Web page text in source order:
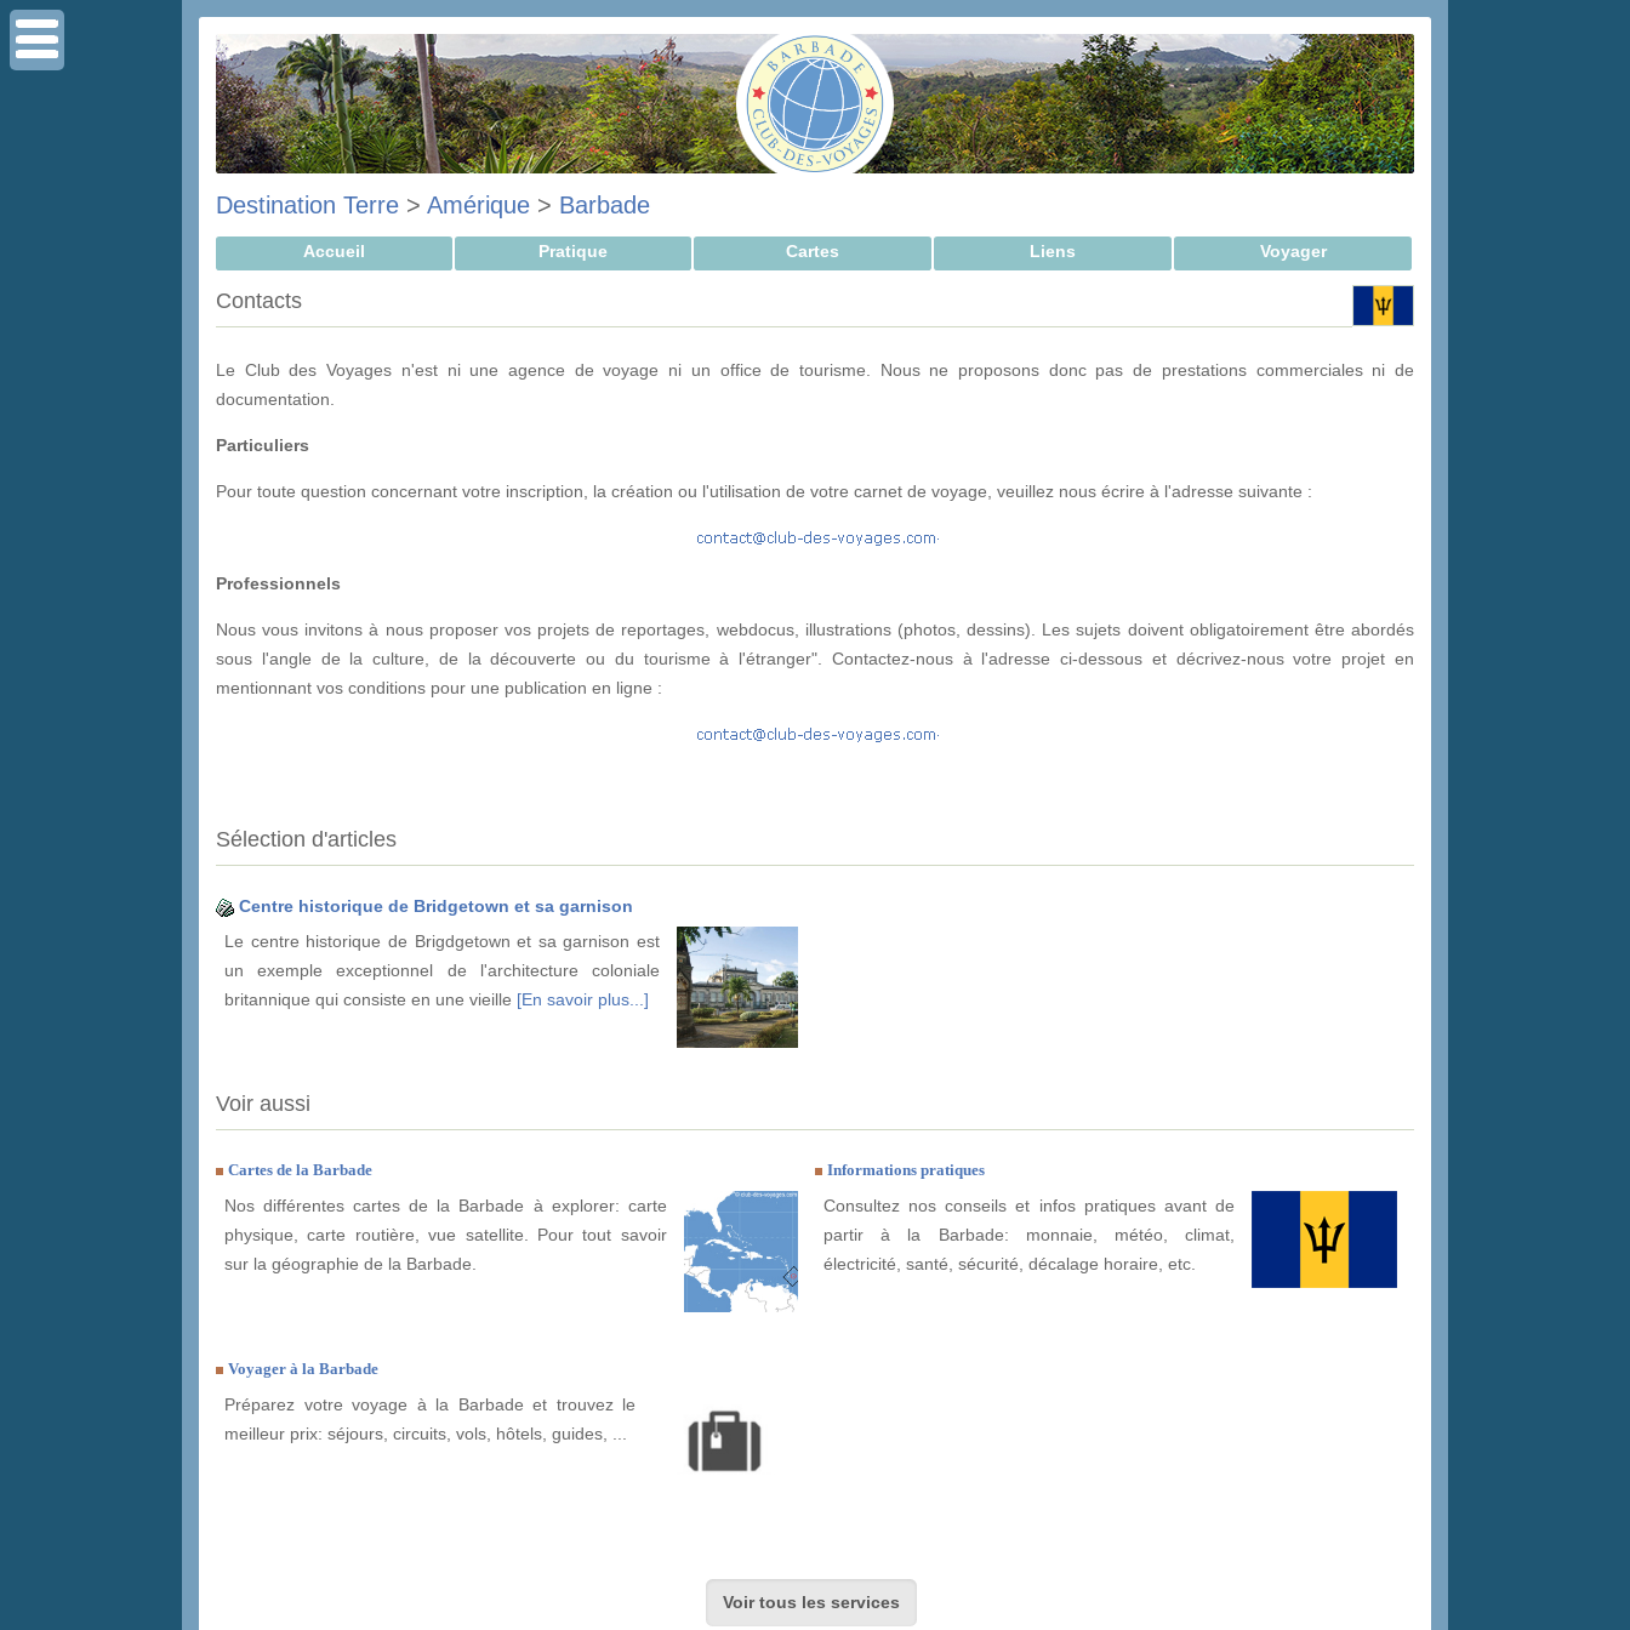
Destination Terre > Amérique > Barbade
Accueil Pratique Cartes Liens Voyager
Contacts
Le Club des Voyages n'est ni une agence de voyage ni un office de tourisme. Nous ne proposons donc pas de prestations commerciales ni de
documentation.
Particuliers
Pour toute question concernant votre inscription, la création ou l'utilisation de votre carnet de voyage, veuillez nous écrire à l'adresse suivante :
Professionnels
Nous vous invitons à nous proposer vos projets de reportages, webdocus, illustrations (photos, dessins). Les sujets doivent obligatoirement être abordés
sous l'angle de la culture, de la découverte ou du tourisme à l'étranger". Contactez-nous à l'adresse ci-dessous et décrivez-nous votre projet en
mentionnant vos conditions pour une publication en ligne :
Sélection d'articles
Centre historique de Bridgetown et sa garnison
Le centre historique de Brigdgetown et sa garnison est
un exemple exceptionnel de l'architecture coloniale
britannique qui consiste en une vieille [En savoir plus...]
Voir aussi
Cartes de la Barbade
Nos différentes cartes de la Barbade à explorer: carte
physique, carte routière, vue satellite. Pour tout savoir
sur la géographie de la Barbade.
Informations pratiques
Consultez nos conseils et infos pratiques avant de
partir à la Barbade: monnaie, météo, climat,
électricité, santé, sécurité, décalage horaire, etc.
Voyager à la Barbade
Préparez votre voyage à la Barbade et trouvez le
meilleur prix: séjours, circuits, vols, hôtels, guides, ...
Voir tous les services